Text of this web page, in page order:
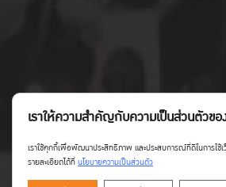
เราให้ความสำคัญกับความเป็นส่วนตัวข
เราใช้คุกกี้เพื่อพัฒนาประสิทธิภาพ และประสบการณ์ที่ดีในการใ
รายละเอียดได้ที่นโยบายความเป็นส่วนตัว